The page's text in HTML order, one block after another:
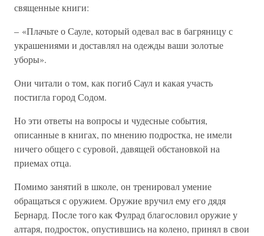
священные книги:
– «Плачьте о Сауле, который одевал вас в багряницу с
украшениями и доставлял на одежды ваши золотые
уборы».
Они читали о том, как погиб Саул и какая участь
постигла город Содом.
Но эти ответы на вопросы и чудесные события,
описанные в книгах, по мнению подростка, не имели
ничего общего с суровой, давящей обстановкой на
приемах отца.
Помимо занятий в школе, он тренировал умение
обращаться с оружием. Оружие вручил ему его дядя
Бернард. После того как Фулрад благословил оружие у
алтаря, подросток, опустившись на колено, принял в свои